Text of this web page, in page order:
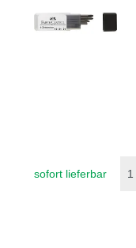
sofort lieferbar